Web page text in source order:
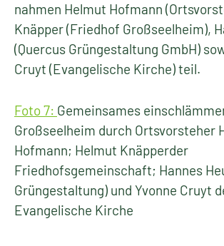
nahmen Helmut Hofmann
Knäpper (Friedhof Großseelheim),
(Quercus Grüngestaltung GmbH)
Cruyt (Evangelische Kirche) teil.
Foto 7: Gemeinsames
Großseelheim durch Ortsvorsteher
Hofmann; Helmut Knäpperder
Friedhofsgemeinschaft; Hannes
Grüngestaltung) und Yvonne Cruyt
Evangelische Kirche